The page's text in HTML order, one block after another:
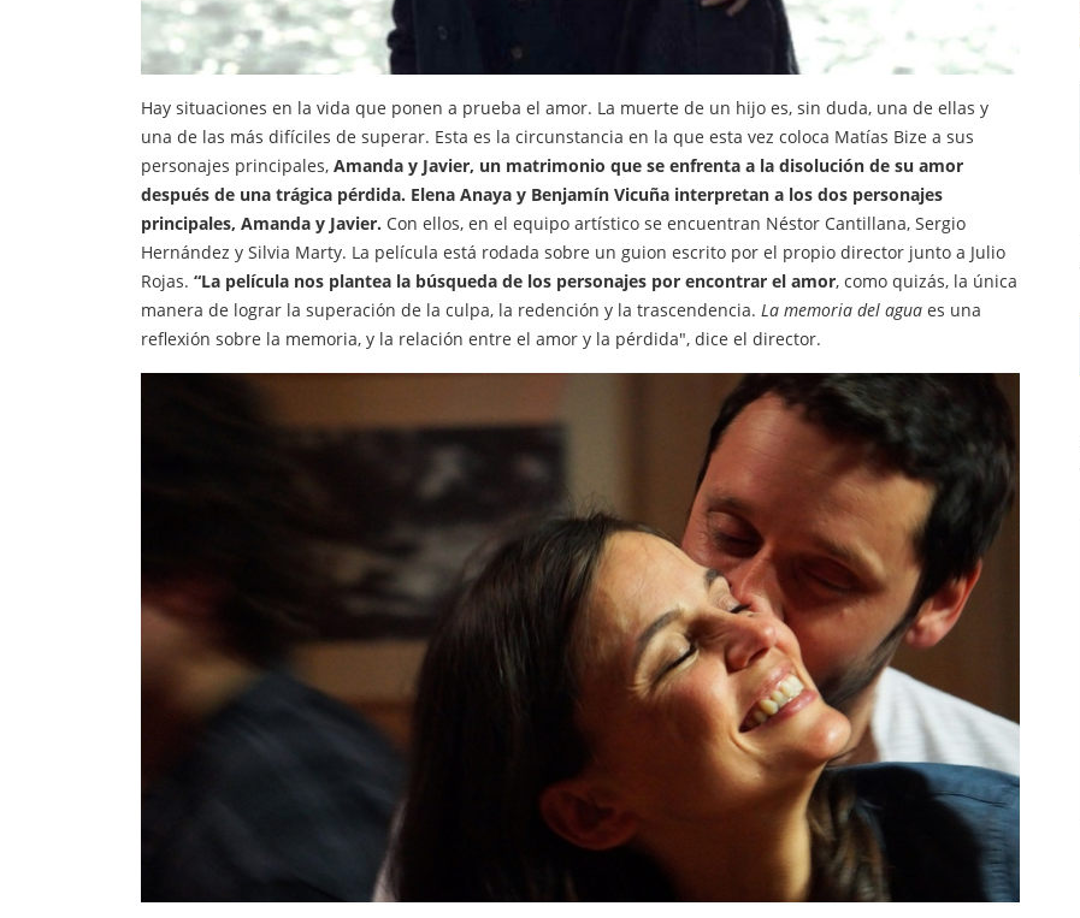
Hay situaciones en la vida que ponen a prueba el amor. La muerte de un hijo es, sin duda, una de ellas y
una de las más difíciles de superar. Esta es la circunstancia en la que esta vez coloca Matías Bize a sus
personajes principales, Amanda y Javier, un matrimonio que se enfrenta a la disolución de su amor
después de una trágica pérdida. Elena Anaya y Benjamín Vicuña interpretan a los dos personajes
principales, Amanda y Javier. Con ellos, en el equipo artístico se encuentran Néstor Cantillana, Sergio
Hernández y Silvia Marty. La película está rodada sobre un guion escrito por el propio director junto a Julio
Rojas. “La película nos plantea la búsqueda de los personajes por encontrar el amor, como quizás, la única
manera de lograr la superación de la culpa, la redención y la trascendencia. La memoria del agua es una
reflexión sobre la memoria, y la relación entre el amor y la pérdida", dice el director.